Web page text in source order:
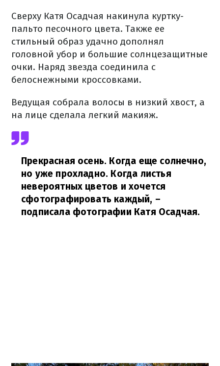
Сверху Катя Осадчая накинула куртку-
пальто песочного цвета. Также ее
стильный образ удачно дополнял
головной убор и большие солнцезащитные
очки. Наряд звезда соединила с
белоснежными кроссовками.
Ведущая собрала волосы в низкий хвост, а
на лице сделала легкий макияж.
Прекрасная осень. Когда еще солнечно,
но уже прохладно. Когда листья
невероятных цветов и хочется
сфотографировать каждый, –
подписала фотографии Катя Осадчая.